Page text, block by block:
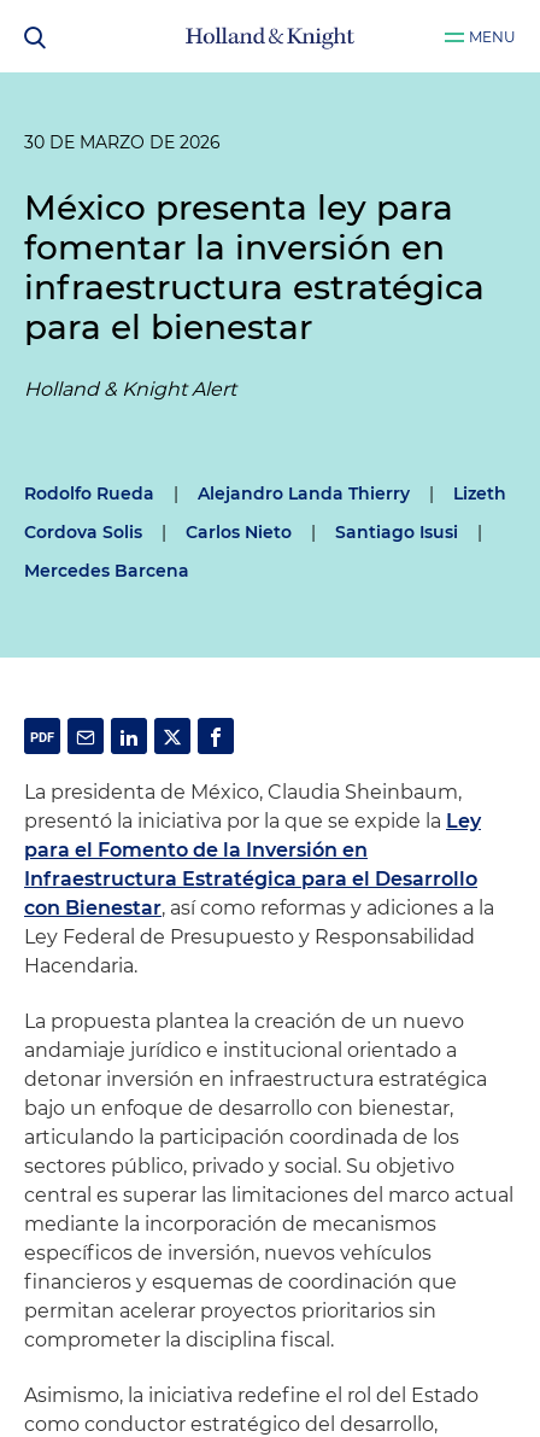
MENU
30 DE MARZO DE 2026
México presenta ley para
fomentar la inversión en
infraestructura estratégica
para el bienestar
Holland & Knight Alert
Rodolfo Rueda | Alejandro Landa Thierry |
Lizeth
Cordova Solis
| Carlos Nieto | Santiago Isusi
|
Mercedes Barcena
La presidenta de México, Claudia Sheinbaum,
presentó la iniciativa por la que se expide la Ley
para el Fomento de la Inversión en
Infraestructura Estratégica para el Desarrollo
con Bienestar, así como reformas y adiciones a la
Ley Federal de Presupuesto y Responsabilidad
Hacendaria.
La propuesta plantea la creación de un nuevo
andamiaje jurídico e institucional orientado a
detonar inversión en infraestructura estratégica
bajo un enfoque de desarrollo con bienestar,
articulando la participación coordinada de los
sectores público, privado y social. Su objetivo
central es superar las limitaciones del marco actual
mediante la incorporación de mecanismos
específicos de inversión, nuevos vehículos
financieros y esquemas de coordinación que
permitan acelerar proyectos prioritarios sin
comprometer la disciplina fiscal.
Asimismo, la iniciativa redefine el rol del Estado
como conductor estratégico del desarrollo,